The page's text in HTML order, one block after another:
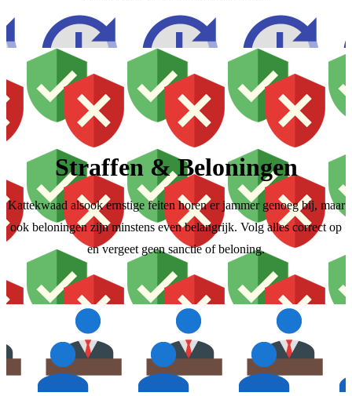
Straffen & Beloningen
Kattekwaad alsook ernstige feiten horen er jammer genoeg bij, maar
ook beloningen zijn minstens even belangrijk. Volg alles correct op
en vergeet geen sanctie of beloning.